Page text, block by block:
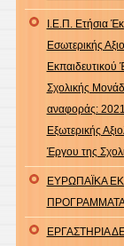
Ι.Ε.Π. Ετήσια
Εσωτερικής
Εκπαιδευτικού
Σχολικής
αναφοράς:
Εξωτερικής
Έργου της
ΕΥΡΩΠΑΪΚΑ
ΕΡΓΑΣΤΗΡΙΑ